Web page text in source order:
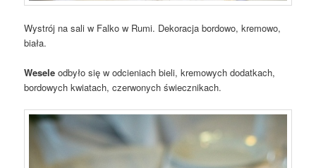
Wystrój na sali w Falko w Rumi. Dekoracja bordowo, kremowo,
biała.
Wesele odbyło się w odcieniach bieli, kremowych dodatkach,
bordowych kwiatach, czerwonych świecznikach.